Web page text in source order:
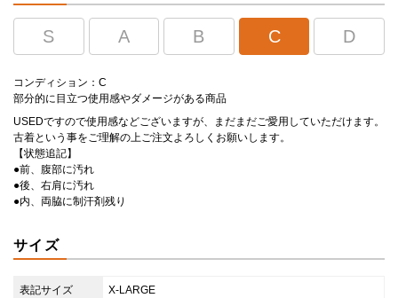
S A B C D
コンディション：C
部分的に目立つ使用感やダメージがある商品
USEDですので使用感などございますが、まだまだご愛用していただけます。
古着という事をご理解の上ご注文よろしくお願いします。
【状態追記】
●前、腹部に汚れ
●後、右肩に汚れ
●内、両脇に制汗剤残り
サイズ
表記サイズ X-LARGE